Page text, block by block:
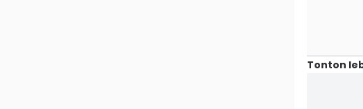
Tonton